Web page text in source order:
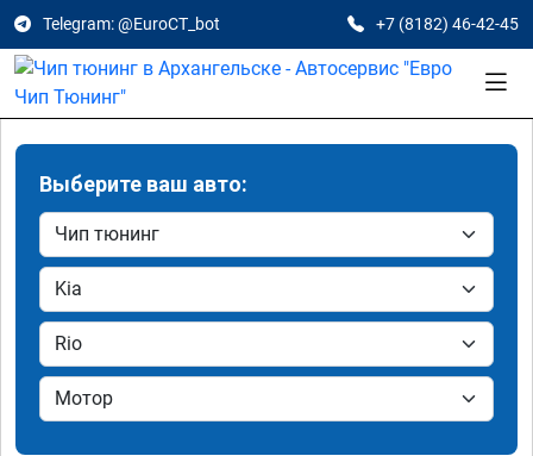
Telegram: @EuroCT_bot +7 (8182) 46-42-45
Выберите ваш авто: